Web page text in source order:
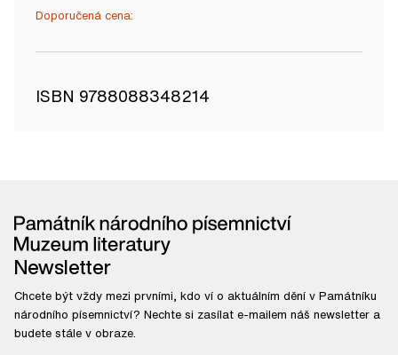
Doporučená cena:
ISBN 9788088348214
Newsletter
Chcete být vždy mezi prvními, kdo ví o aktuálním dění v Památníku
národního písemnictví? Nechte si zasílat e-mailem náš newsletter a
budete stále v obraze.